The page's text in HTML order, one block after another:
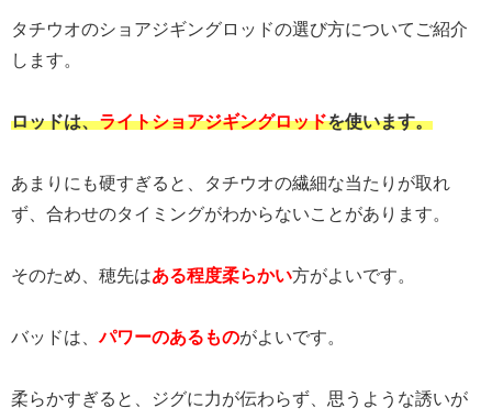
タチウオのショアジギングロッドの選び方についてご紹介
します。
ロッドは、ライトショアジギングロッドを使います。
あまりにも硬すぎると、タチウオの繊細な当たりが取れ
ず、合わせのタイミングがわからないことがあります。
そのため、穂先はある程度柔らかい方がよいです。
バッドは、 パワーのあるものがよいです。
柔らかすぎると、ジグに力が伝わらず、思うような誘いが